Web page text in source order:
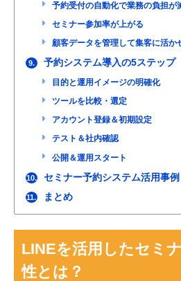
予約受付の自動化で業務の負担が
セミナー参加率が上がる
顧客データを管理して集客に活か
9. 予約システム導入の5ステップ
目的と運用イメージの明確化
ツールを比較・選定
アカウント登録＆初期設定
テスト＆社内確認
公開＆運用スタート
10. セミナー予約システム活用事例
11. まとめ
LINEを活用したセミ
性とは？